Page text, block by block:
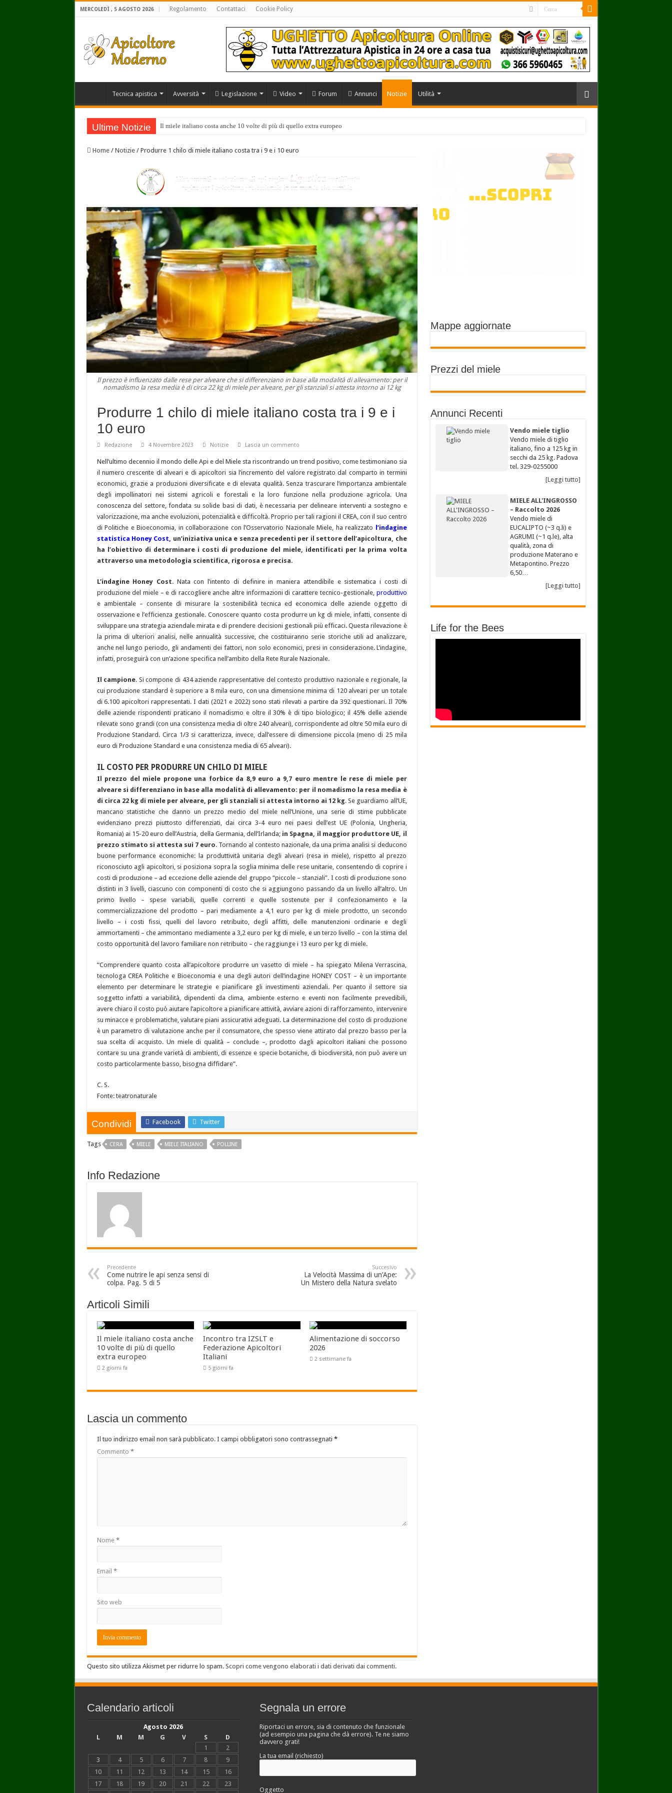
MERCOLEDÌ , 5 AGOSTO 2026 Regolamento Contattaci Cookie Policy
Tecnica apistica Avversità Legislazione Video Forum Annunci Notizie Utilità
Ultime Notizie Il miele italiano costa anche 10 volte di più di quello extra europeo
Home / Notizie / Produrre 1 chilo di miele italiano costa tra i 9 e i 10 euro
Il prezzo è influenzato dalle rese per alveare che si differenziano in base alla modalità di allevamento: per il
nomadismo la resa media è di circa 22 kg di miele per alveare, per gli stanziali si attesta intorno ai 12 kg
Produrre 1 chilo di miele italiano costa tra i 9 e i
10 euro
Redazione 4 Novembre 2023 Notizie Lascia un commento
Nell’ultimo decennio il mondo delle Api e del Miele sta riscontrando un trend positivo, come testimoniano sia
il numero crescente di alveari e di apicoltori sia l’incremento del valore registrato dal comparto in termini
economici, grazie a produzioni diversificate e di elevata qualità. Senza trascurare l’importanza ambientale
degli impollinatori nei sistemi agricoli e forestali e la loro funzione nella produzione agricola. Una
conoscenza del settore, fondata su solide basi di dati, è necessaria per delineare interventi a sostegno e
valorizzazione, ma anche evoluzioni, potenzialità e difficoltà. Proprio per tali ragioni il CREA, con il suo centro
di Politiche e Bioeconomia, in collaborazione con l’Osservatorio Nazionale Miele, ha realizzato
l’indagine
statistica Honey Cost, un’iniziativa unica e senza precedenti per il settore dell’apicoltura, che
ha l’obiettivo di determinare i costi di produzione del miele, identificati per la prima volta
attraverso una metodologia scientifica, rigorosa e precisa.
L’indagine Honey Cost. Nata con l’intento di definire in maniera attendibile e sistematica i costi di
produzione del miele – e di raccogliere anche altre informazioni di carattere tecnico-gestionale, produttivo
e ambientale – consente di misurare la sostenibilità tecnica ed economica delle aziende oggetto di
osservazione e l’efficienza gestionale. Conoscere quanto costa produrre un kg di miele, infatti, consente di
sviluppare una strategia aziendale mirata e di prendere decisioni gestionali più efficaci. Questa rilevazione è
la prima di ulteriori analisi, nelle annualità successive, che costituiranno serie storiche utili ad analizzare,
anche nel lungo periodo, gli andamenti dei fattori, non solo economici, presi in considerazione. L’indagine,
infatti, proseguirà con un’azione specifica nell’ambito della Rete Rurale Nazionale.
Il campione. Si compone di 434 aziende rappresentative del contesto produttivo nazionale e regionale, la
cui produzione standard è superiore a 8 mila euro, con una dimensione minima di 120 alveari per un totale
di 6.100 apicoltori rappresentati. I dati (2021 e 2022) sono stati rilevati a partire da 392 questionari. Il 70%
delle aziende rispondenti praticano il nomadismo e oltre il 30% è di tipo biologico; il 45% delle aziende
rilevate sono grandi (con una consistenza media di oltre 240 alveari), corrispondente ad oltre 50 mila euro di
Produzione Standard. Circa 1/3 si caratterizza, invece, dall’essere di dimensione piccola (meno di 25 mila
euro di Produzione Standard e una consistenza media di 65 alveari).
IL COSTO PER PRODURRE UN CHILO DI MIELE
Il prezzo del miele propone una forbice da 8,9 euro a 9,7 euro mentre le rese di miele per
alveare si differenziano in base alla modalità di allevamento: per il nomadismo la resa media è
di circa 22 kg di miele per alveare, per gli stanziali si attesta intorno ai 12 kg. Se guardiamo all’UE,
mancano statistiche che danno un prezzo medio del miele nell’Unione, una serie di stime pubblicate
evidenziano prezzi piuttosto differenziati, dai circa 3-4 euro nei paesi dell’est UE (Polonia, Ungheria,
Romania) ai 15-20 euro dell’Austria, della Germania, dell’Irlanda; in Spagna, il maggior produttore UE, il
prezzo stimato si attesta sui 7 euro. Tornando al contesto nazionale, da una prima analisi si deducono
buone performance economiche: la produttività unitaria degli alveari (resa in miele), rispetto al prezzo
riconosciuto agli apicoltori, si posiziona sopra la soglia minima delle rese unitarie, consentendo di coprire i
costi di produzione – ad eccezione delle aziende del gruppo “piccole – stanziali”. I costi di produzione sono
distinti in 3 livelli, ciascuno con componenti di costo che si aggiungono passando da un livello all’altro. Un
primo livello – spese variabili, quelle correnti e quelle sostenute per il confezionamento e la
commercializzazione del prodotto – pari mediamente a 4,1 euro per kg di miele prodotto, un secondo
livello – i costi fissi, quelli del lavoro retribuito, degli affitti, delle manutenzioni ordinarie e degli
ammortamenti – che ammontano mediamente a 3,2 euro per kg di miele, e un terzo livello – con la stima del
costo opportunità del lavoro familiare non retribuito – che raggiunge i 13 euro per kg di miele.
“Comprendere quanto costa all’apicoltore produrre un vasetto di miele – ha spiegato Milena Verrascina,
tecnologa CREA Politiche e Bioeconomia e una degli autori dell’indagine HONEY COST – è un importante
elemento per determinare le strategie e pianificare gli investimenti aziendali. Per quanto il settore sia
soggetto infatti a variabilità, dipendenti da clima, ambiente esterno e eventi non facilmente prevedibili,
avere chiaro il costo può aiutare l’apicoltore a pianificare attività, avviare azioni di rafforzamento, intervenire
su minacce e problematiche, valutare piani assicurativi adeguati. La determinazione del costo di produzione
è un parametro di valutazione anche per il consumatore, che spesso viene attirato dal prezzo basso per la
sua scelta di acquisto. Un miele di qualità – conclude –, prodotto dagli apicoltori italiani che possono
contare su una grande varietà di ambienti, di essenze e specie botaniche, di biodiversità, non può avere un
costo particolarmente basso, bisogna diffidare”.
C. S.
Fonte: teatronaturale
Condividi Facebook Twitter
Tags CERA MIELE MIELE ITALIANO POLLINE
Info Redazione
Precedente
Come nutrire le api senza sensi di
colpa. Pag. 5 di 5
Succesivo
La Velocità Massima di un’Ape:
Un Mistero della Natura svelato
Articoli Simili
Il miele italiano costa anche
10 volte di più di quello
extra europeo
2 giorni fa
Incontro tra IZSLT e
Federazione Apicoltori
Italiani
5 giorni fa
Alimentazione di soccorso
2026
2 settimane fa
Lascia un commento
Il tuo indirizzo email non sarà pubblicato. I campi obbligatori sono contrassegnati *
Commento *
Nome *
Email *
Sito web
Questo sito utilizza Akismet per ridurre lo spam. Scopri come vengono elaborati i dati derivati dai commenti.
Mappe aggiornate
Prezzi del miele
Annunci Recenti
Vendo miele tiglio
Vendo miele di tiglio
italiano, fino a 125 kg in
secchi da 25 kg. Padova
tel. 329-0255000
[Leggi tutto]
MIELE ALL'INGROSSO
– Raccolto 2026
Vendo miele di
EUCALIPTO (~3 q.li) e
AGRUMI (~1 q.le), alta
qualità, zona di
produzione Materano e
Metapontino. Prezzo
6,50…
[Leggi tutto]
Life for the Bees
Calendario articoli
Agosto 2026
L
M M G V S
D
1
2
3
4 5 6 7 8
9
10
11 12 13 14 15
16
17
18 19 20 21 22
23
Segnala un errore
Riportaci un errore, sia di contenuto che funzionale
(ad esempio una pagina che dà errore). Te ne siamo
davvero grati!
La tua email (richiesto)
Oggetto